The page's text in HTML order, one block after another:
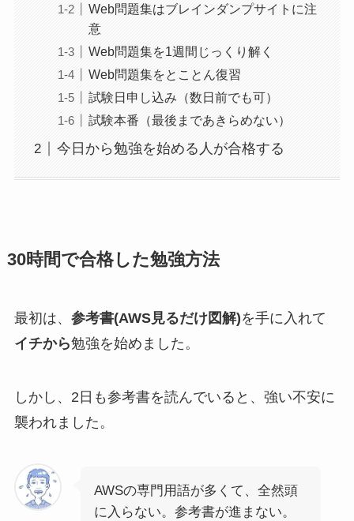
Web問題集はブレインダンプサイトに注
意
Web問題集を1週間じっくり解く
Web問題集をとことん復習
試験日申し込み（数日前でも可）
試験本番（最後まであきらめない）
今日から勉強を始める人が合格する
30時間で合格した勉強方法
最初は、 参考書(AWS見るだけ図解)を手に入れて
イチから勉強を始めました。
しかし、2日も参考書を読んでいると、強い不安に
襲われました。
AWSの専門用語が多くて、全然頭
に入らない。参考書が進まない。